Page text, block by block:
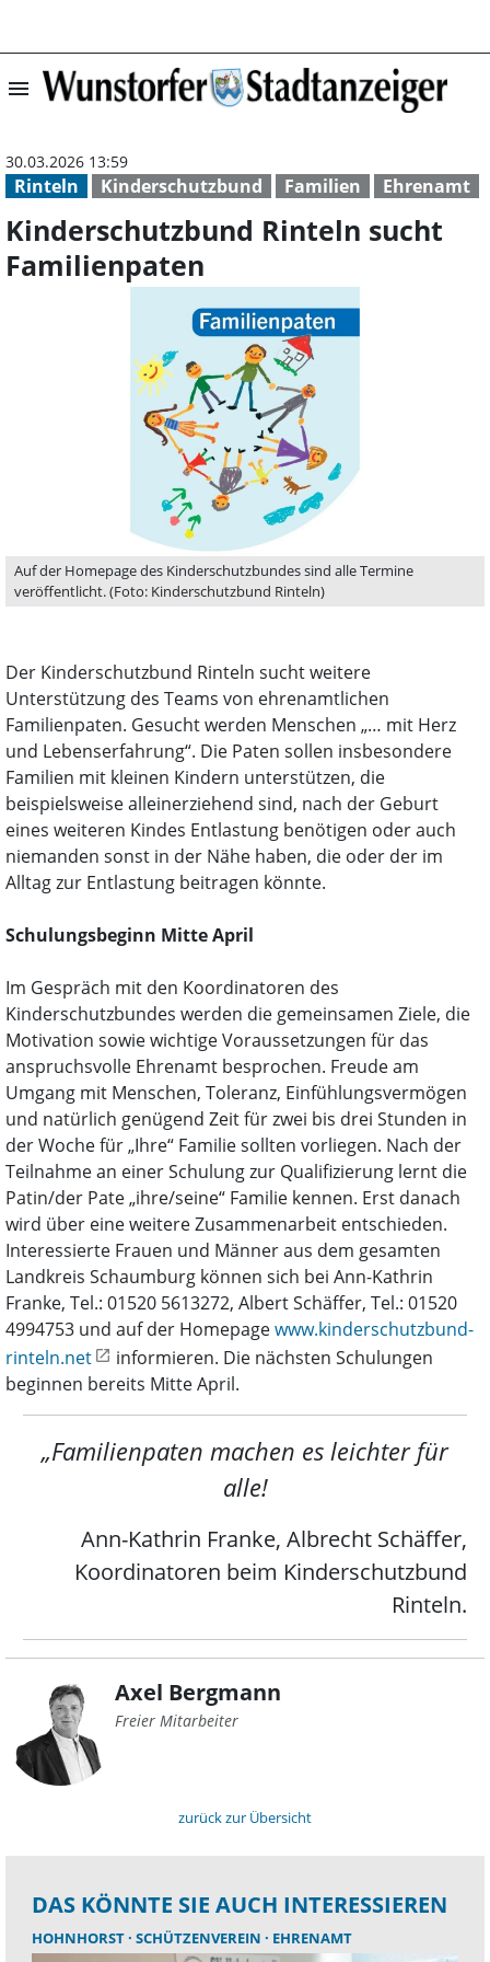
menu
Rinteln Kinderschutzbund Familien Ehrenamt
30.03.2026 13:59
Kinderschutzbund Rinteln sucht
Familienpaten
Auf der Homepage des Kinderschutzbundes sind alle Termine
veröffentlicht. (Foto: Kinderschutzbund Rinteln)
Der Kinderschutzbund Rinteln sucht weitere
Unterstützung des Teams von ehrenamtlichen
Familienpaten. Gesucht werden Menschen „… mit Herz
und Lebenserfahrung“. Die Paten sollen insbesondere
Familien mit kleinen Kindern unterstützen, die
beispielsweise alleinerziehend sind, nach der Geburt
eines weiteren Kindes Entlastung benötigen oder auch
niemanden sonst in der Nähe haben, die oder der im
Alltag zur Entlastung beitragen könnte.
Schulungsbeginn Mitte April
Im Gespräch mit den Koordinatoren des
Kinderschutzbundes werden die gemeinsamen Ziele, die
Motivation sowie wichtige Voraussetzungen für das
anspruchsvolle Ehrenamt besprochen. Freude am
Umgang mit Menschen, Toleranz, Einfühlungsvermögen
und natürlich genügend Zeit für zwei bis drei Stunden in
der Woche für „Ihre“ Familie sollten vorliegen. Nach der
Teilnahme an einer Schulung zur Qualifizierung lernt die
Patin/der Pate „ihre/seine“ Familie kennen. Erst danach
wird über eine weitere Zusammenarbeit entschieden.
Interessierte Frauen und Männer aus dem gesamten
Landkreis Schaumburg können sich bei Ann-Kathrin
Franke, Tel.: 01520 5613272, Albert Schäffer, Tel.: 01520
4994753 und auf der Homepagewww.kinderschutzbund-
rinteln.net
informieren. Die nächsten Schulungen
beginnen bereits Mitte April.
„Familienpaten machen es leichter für
alle!
Ann-Kathrin Franke, Albrecht Schäffer,
Koordinatoren beim Kinderschutzbund
Rinteln.
Axel Bergmann
Freier Mitarbeiter
zurück zur Übersicht
DAS KÖNNTE SIE AUCH INTERESSIEREN
HOHNHORST SCHÜTZENVEREIN EHRENAMT